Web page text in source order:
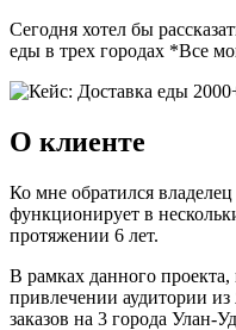
Сегодня хотел бы
еды в трех городах *Все
О клиенте
Ко мне обратился
функционирует в
протяжении 6 лет.
В рамках данного проекта,
привлечении аудитории
заказов на 3 города Улан-